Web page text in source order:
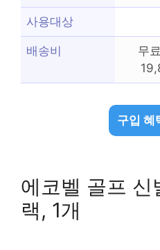
사용대상
배송비
무
구입 혜
에코벨 골프 신
랙, 1개